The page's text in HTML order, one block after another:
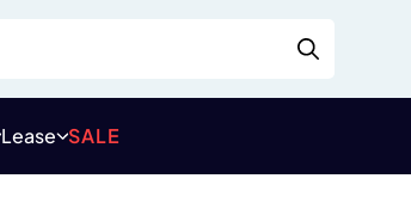
Lease SALE